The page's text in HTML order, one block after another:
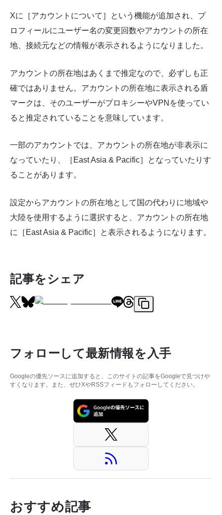
Xに［アカウントについて］という機能が追加され、プ
ロフィールにユーザー名の変更回数やアカウントの所在
地、接続元などの情報が表示されるようになりました。
アカウントの所在地はあくまで推定なので、必ずしも正
確ではありません。アカウントの所在地に表示される盾
マークは、そのユーザーがプロキシーやVPNを使ってい
ると推定されていることを意味しています。
一部のアカウントでは、アカウントの所在地が非表示に
なっていたり、［East Asia & Pacific］となっていたりす
ることがあります。
設定からアカウントの所在地として国の代わりに地域や
大陸を使用するように選択すると、アカウントの所在地
に［East Asia & Pacific］と表示されるようになります。
記事をシェア
フォローして最新情報を入手
Googleの優先ソースに追加すると、このサイトの記事をGoogleで見つけや
すくなります。また、ぜひXやRSSフィードもフォローしてください。
おすすめ記事